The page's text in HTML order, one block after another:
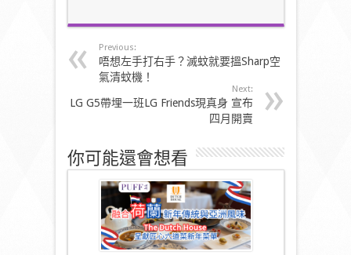
Previous:
唔想左手打右手？滅蚊就要搵Sharp空
氣清蚊機！
Next:
LG G5帶埋一班LG Friends現真身 宣布
四月開賣
你可能還會想看